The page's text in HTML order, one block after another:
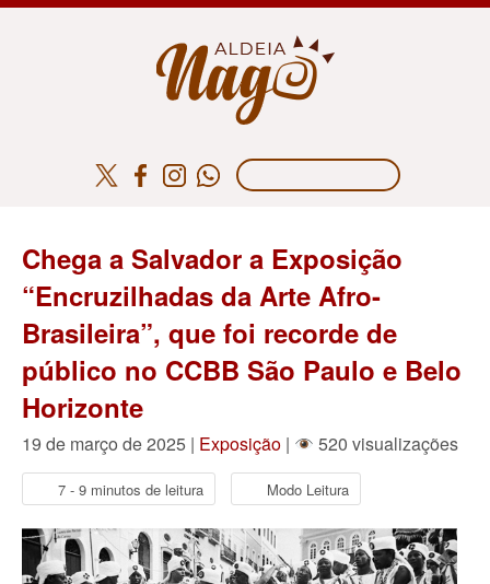
Chega a Salvador a Exposição
“Encruzilhadas da Arte Afro-
Brasileira”, que foi recorde de
público no CCBB São Paulo e Belo
Horizonte
19 de março de 2025 | Exposição | 520 visualizações
7 - 9 minutos de leitura Modo Leitura